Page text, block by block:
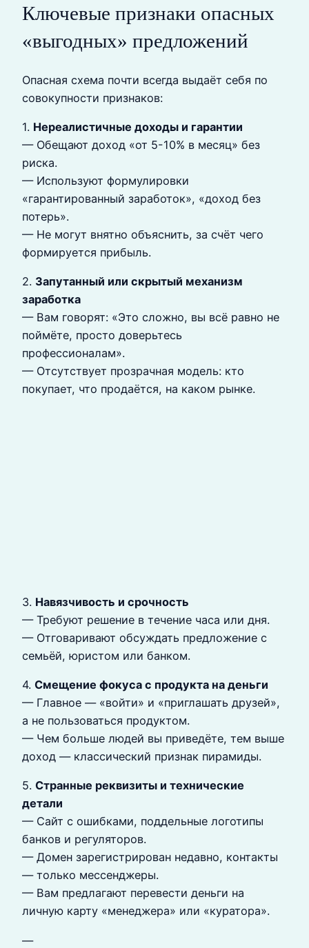
Ключевые признаки опасных
«выгодных» предложений
Опасная схема почти всегда выдаёт себя по
совокупности признаков:
1. Нереалистичные доходы и гарантии
— Обещают доход «от 5-10% в месяц» без
риска.
— Используют формулировки
«гарантированный заработок», «доход без
потерь».
— Не могут внятно объяснить, за счёт чего
формируется прибыль.
2. Запутанный или скрытый механизм
заработка
— Вам говорят: «Это сложно, вы всё равно не
поймёте, просто доверьтесь
профессионалам».
— Отсутствует прозрачная модель: кто
покупает, что продаётся, на каком рынке.
3. Навязчивость и срочность
— Требуют решение в течение часа или дня.
— Отговаривают обсуждать предложение с
семьёй, юристом или банком.
4. Смещение фокуса с продукта на деньги
— Главное — «войти» и «приглашать друзей»,
а не пользоваться продуктом.
— Чем больше людей вы приведёте, тем выше
доход — классический признак пирамиды.
5. Странные реквизиты и технические
детали
— Сайт с ошибками, поддельные логотипы
банков и регуляторов.
— Домен зарегистрирован недавно, контакты
— только мессенджеры.
— Вам предлагают перевести деньги на
личную карту «менеджера» или «куратора».
—